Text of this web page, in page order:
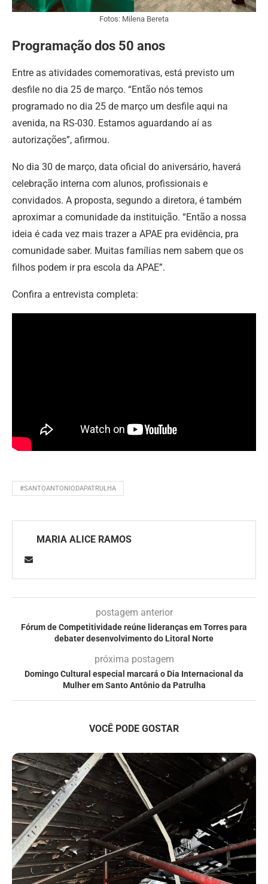
Fotos: Milena Bereta
Programação dos 50 anos
Entre as atividades comemorativas, está previsto um
desfile no dia 25 de março. “Então nós temos
programado no dia 25 de março um desfile aqui na
avenida, na RS-030. Estamos aguardando aí as
autorizações”, afirmou.
No dia 30 de março, data oficial do aniversário, haverá
celebração interna com alunos, profissionais e
convidados. A proposta, segundo a diretora, é também
aproximar a comunidade da instituição. “Então a nossa
ideia é cada vez mais trazer a APAE pra evidência, pra
comunidade saber. Muitas famílias nem sabem que os
filhos podem ir pra escola da APAE”.
Confira a entrevista completa:
#SANTOANTONIODAPATRULHA
MARIA ALICE RAMOS
postagem anterior
Fórum de Competitividade reúne lideranças em Torres para
debater desenvolvimento do Litoral Norte
próxima postagem
Domingo Cultural especial marcará o Dia Internacional da
Mulher em Santo Antônio da Patrulha
VOCÊ PODE GOSTAR